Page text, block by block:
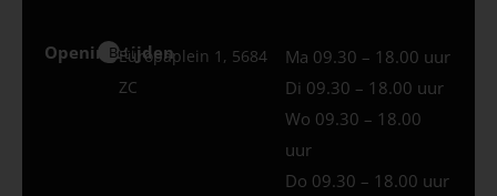
Openingstijden
Best
Europaplein 1, 5684
ZC
Ma 09.30 – 18.00 uur
Di 09.30 – 18.00 uur
Wo 09.30 – 18.00
uur
Do 09.30 – 18.00 uur